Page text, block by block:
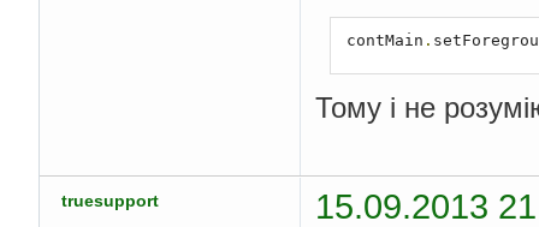
contMain .
Тому і не
truesupport 15.09.2013